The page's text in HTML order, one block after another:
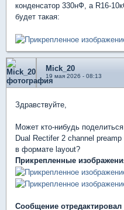
конденсатор 330нФ, а R16-
будет такая:
Mick_20
19 мая 2026 - 08:13
Здравствуйте,
Может кто-нибудь
Dual Rectifer 2 channel preamp
в формате layout?
Прикрепленные
Сообщение отредактировал